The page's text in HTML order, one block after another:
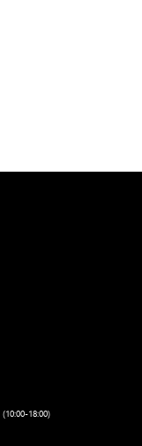
(10:00-18:00)